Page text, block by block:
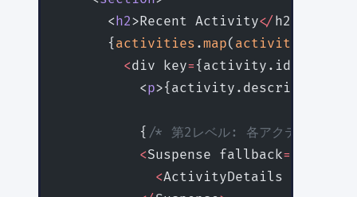
      <
h2>Recent Activity</ h2
      {
activities .map( activity
        <
div key= {activity.id}
          <
p>{activity.description}
          {
/* 第2レベル: 各アクティビティ
          <
Suspense fallback=
            <
ActivityDetails